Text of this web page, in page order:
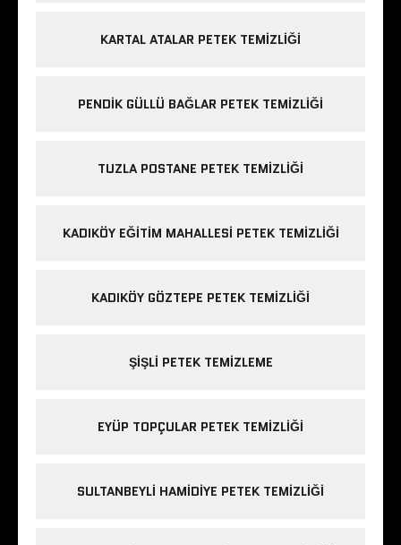
KARTAL ATALAR PETEK TEMIZLIĞI
PENDIK GÜLLÜ BAĞLAR PETEK TEMIZLIĞI
TUZLA POSTANE PETEK TEMIZLIĞI
KADIKÖY EĞITIM MAHALLESI PETEK TEMIZLIĞI
KADIKÖY GÖZTEPE PETEK TEMIZLIĞI
ŞIŞLI PETEK TEMIZLEME
EYÜP TOPÇULAR PETEK TEMIZLIĞI
SULTANBEYLI HAMIDIYE PETEK TEMIZLIĞI